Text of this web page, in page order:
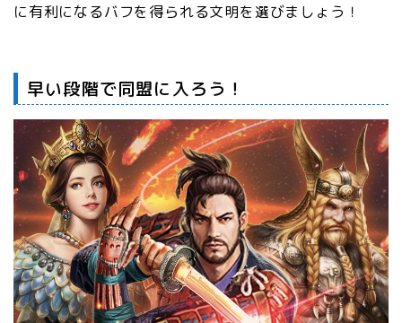
に有利になるバフを得られる文明を選びましょう！
早い段階で同盟に入ろう！